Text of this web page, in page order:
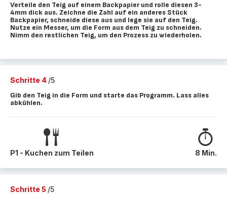
Verteile den Teig auf einem Backpapier und rolle diesen 3-
4mm dick aus. Zeichne die Zahl auf ein anderes Stück
Backpapier, schneide diese aus und lege sie auf den Teig.
Nutze ein Messer, um die Form aus dem Teig zu schneiden.
Nimm den restlichen Teig, um den Prozess zu wiederholen.
Schritte 4 /5
Gib den Teig in die Form und starte das Programm. Lass alles
abkühlen.
P1 - Kuchen zum Teilen 8 Min.
Schritte 5 /5